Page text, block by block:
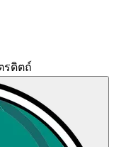
รดิตถ์